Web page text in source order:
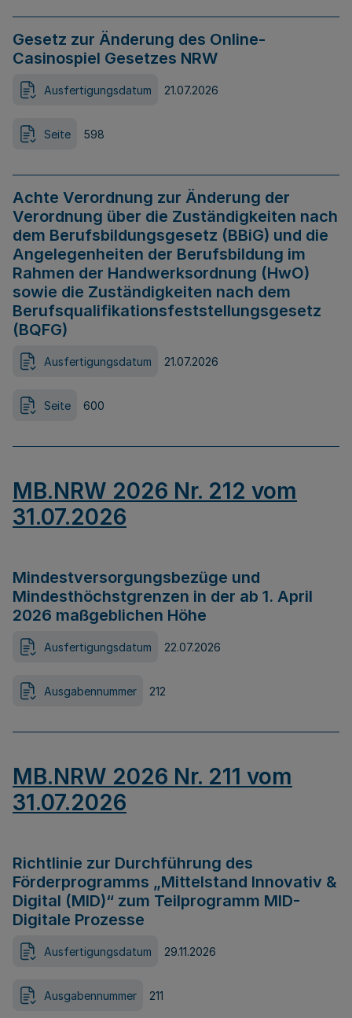
Gesetz zur Änderung des Online-
Casinospiel Gesetzes NRW
Ausfertigungsdatum 21.07.2026
Seite 598
Achte Verordnung zur Änderung der
Verordnung über die Zuständigkeiten nach
dem Berufsbildungsgesetz (BBiG) und die
Angelegenheiten der Berufsbildung im
Rahmen der Handwerksordnung (HwO)
sowie die Zuständigkeiten nach dem
Berufsqualifikationsfeststellungsgesetz
(BQFG)
Ausfertigungsdatum 21.07.2026
Seite 600
MB.NRW 2026 Nr. 212 vom
31.07.2026
Mindestversorgungsbezüge und
Mindesthöchstgrenzen in der ab 1. April
2026 maßgeblichen Höhe
Ausfertigungsdatum 22.07.2026
Ausgabennummer 212
MB.NRW 2026 Nr. 211 vom
31.07.2026
Richtlinie zur Durchführung des
Förderprogramms „Mittelstand Innovativ &
Digital (MID)“ zum Teilprogramm MID-
Digitale Prozesse
Ausfertigungsdatum 29.11.2026
Ausgabennummer 211